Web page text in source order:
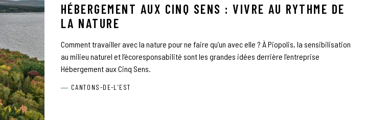
HÉBERGEMENT AUX CINQ SENS : VIVRE AU RYTHME DE
LA NATURE
Comment travailler avec la nature pour ne faire qu’un avec elle ? À Piopolis, la sensibilisation
au milieu naturel et l’écoresponsabilité sont les grandes idées derrière l’entreprise
Hébergement aux Cinq Sens.
CANTONS-DE-L’EST